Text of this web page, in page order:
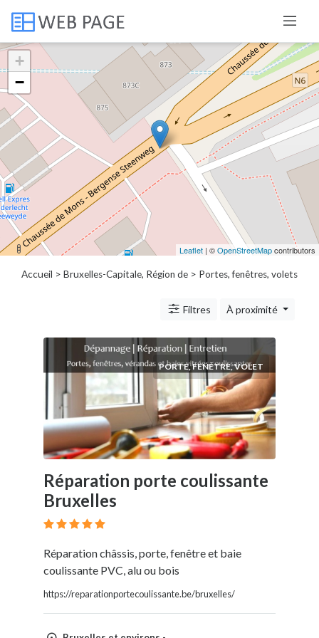
Catégories
Porte,
fenêtre,
volet
Réglage
de
porte
Réparation
châssis
coulissant
Service
dépannage
Habitation
Dépannage
Bâtiment
Automobile
+
−
Leaflet | ©OpenStreetMapcontributors
Accueil > Bruxelles-Capitale, Région de > Portes, fenêtres, volets
Filtres À proximité
PORTE, FENÊTRE, VOLET
Réparation porte coulissante
Bruxelles
Réparation châssis, porte, fenêtre et baie
coulissante PVC, alu ou bois
https://reparationportecoulissante.be/bruxelles/